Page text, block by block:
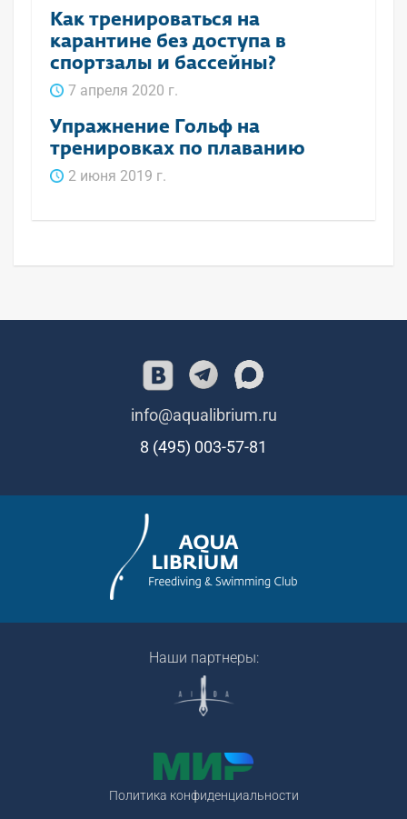
Как тренироваться на
карантине без доступа в
спортзалы и бассейны?
7 апреля 2020 г.
Упражнение Гольф на
тренировках по плаванию
2 июня 2019 г.
info@aqualibrium.ru
8 (495) 003-57-81
Наши партнеры:
Политика конфиденциальности